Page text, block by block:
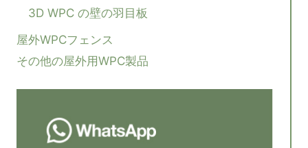
3D WPC の壁の羽目板
屋外WPCフェンス
その他の屋外用WPC製品